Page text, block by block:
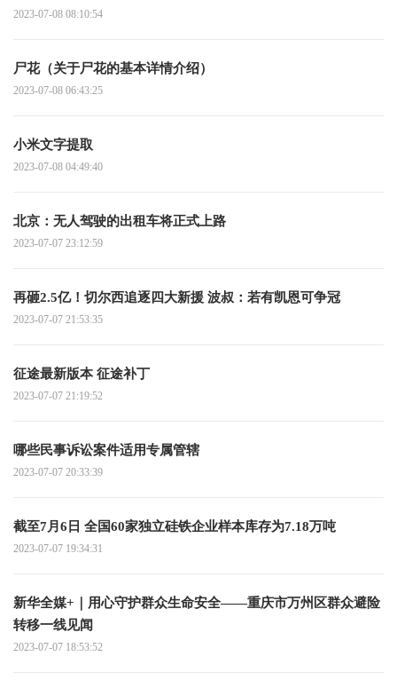
2023-07-08 08:10:54
尸花（关于尸花的基本详情介绍）
2023-07-08 06:43:25
小米文字提取
2023-07-08 04:49:40
北京：无人驾驶的出租车将正式上路
2023-07-07 23:12:59
再砸2.5亿！切尔西追逐四大新援 波叔：若有凯恩可争冠
2023-07-07 21:53:35
征途最新版本 征途补丁
2023-07-07 21:19:52
哪些民事诉讼案件适用专属管辖
2023-07-07 20:33:39
截至7月6日 全国60家独立硅铁企业样本库存为7.18万吨
2023-07-07 19:34:31
新华全媒+｜用心守护群众生命安全——重庆市万州区群众避险
转移一线见闻
2023-07-07 18:53:52